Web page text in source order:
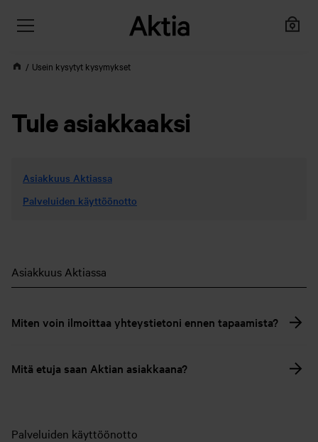
Usein kysytyt kysymykset
Tule asiakkaaksi
Asiakkuus Aktiassa
Palveluiden käyttöönotto
Asiakkuus Aktiassa
Miten voin ilmoittaa yhteystietoni ennen tapaamista?
Mitä etuja saan Aktian asiakkaana?
Palveluiden käyttöönotto